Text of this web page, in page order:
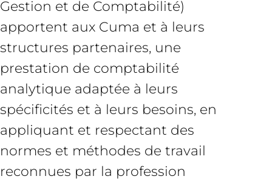
Gestion et de Comptabilité)
apportent aux Cuma et à leurs
structures partenaires, une
prestation de comptabilité
analytique adaptée à leurs
spécificités et à leurs besoins, en
appliquant et respectant des
normes et méthodes de travail
reconnues par la profession